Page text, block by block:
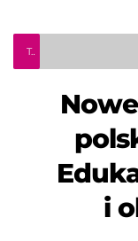
Teleinfo Pro Civium
i